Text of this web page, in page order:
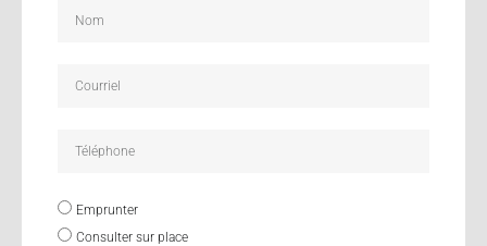
Emprunter
Consulter sur place